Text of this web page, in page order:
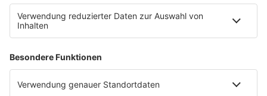
Alexa
App
WhatsApp-Kanal
Impressum
AGB
Datenschutzerklärung